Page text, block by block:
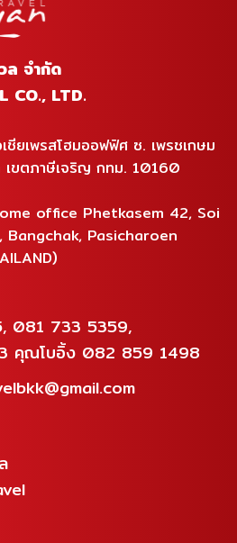
ล จำกัด
CO., LTD.
ชียเพรสโฮมออฟฟิศ ซ. เพรชเกษม
เขตภาษีเจริญ กทม. 10160
office Phetkasem 42, Soi
Pasicharoen
081 733 5359,
คุณโบอิ้ง 082 859 1498